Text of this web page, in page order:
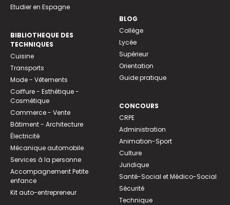
Etudier en Espagne
BIBLIOTHEQUE DES
TECHNIQUES
Cuisine
Transports
Mode - Vêtements
Coiffure - Esthétique -
Cosmétique
Commerce - Vente
Bâtiment - Architecture
Électricité
Mécanique automobile
Services à la personne
Accompagnement Petite
enfance
Kit auto-entrepreneur
BLOG
Collège
Lycée
Supérieur
Orientation
Guide pratique
CONCOURS
CRPE
Administration
Animation-Sport
Culture
Juridique
Santé-Social et Médico-Social
Sécurité
Technique